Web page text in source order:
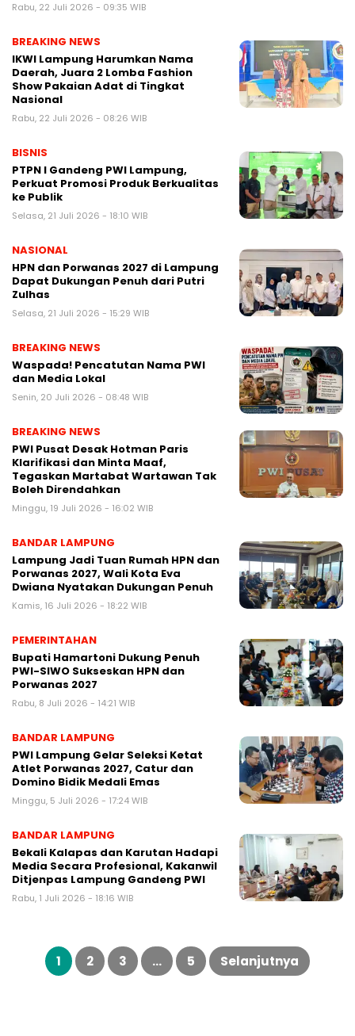
Rabu, 22 Juli 2026 - 09:35 WIB
BREAKING NEWS
IKWI Lampung Harumkan Nama
Daerah, Juara 2 Lomba Fashion
Show Pakaian Adat di Tingkat
Nasional
Rabu, 22 Juli 2026 - 08:26 WIB
BISNIS
PTPN I Gandeng PWI Lampung,
Perkuat Promosi Produk Berkualitas
ke Publik
Selasa, 21 Juli 2026 - 18:10 WIB
NASIONAL
HPN dan Porwanas 2027 di Lampung
Dapat Dukungan Penuh dari Putri
Zulhas
Selasa, 21 Juli 2026 - 15:29 WIB
BREAKING NEWS
Waspada! Pencatutan Nama PWI
dan Media Lokal
Senin, 20 Juli 2026 - 08:48 WIB
BREAKING NEWS
PWI Pusat Desak Hotman Paris
Klarifikasi dan Minta Maaf,
Tegaskan Martabat Wartawan Tak
Boleh Direndahkan
Minggu, 19 Juli 2026 - 16:02 WIB
BANDAR LAMPUNG
Lampung Jadi Tuan Rumah HPN dan
Porwanas 2027, Wali Kota Eva
Dwiana Nyatakan Dukungan Penuh
Kamis, 16 Juli 2026 - 18:22 WIB
PEMERINTAHAN
Bupati Hamartoni Dukung Penuh
PWI-SIWO Sukseskan HPN dan
Porwanas 2027
Rabu, 8 Juli 2026 - 14:21 WIB
BANDAR LAMPUNG
PWI Lampung Gelar Seleksi Ketat
Atlet Porwanas 2027, Catur dan
Domino Bidik Medali Emas
Minggu, 5 Juli 2026 - 17:24 WIB
BANDAR LAMPUNG
Bekali Kalapas dan Karutan Hadapi
Media Secara Profesional, Kakanwil
Ditjenpas Lampung Gandeng PWI
Rabu, 1 Juli 2026 - 18:16 WIB
Paginasi
pos
1 2 3 … 5 Selanjutnya